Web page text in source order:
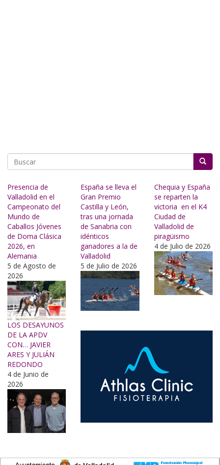
Presencia de
Valladolid en el
Campeonato del
Mundo de
Caballos Jóvenes
de Doma Clásica
2026, en
Alemania
5 de Agosto de
2026
España se lleva el
Gran Premio
Castilla y León,
tras una jornada
de Sanabria con
idénticos
ganadores a la de
Valladolid
5 de Julio de 2026
Chequia y España
se reparten la
victoria en el K4
Ciudad de
Valladolid de
piragüismo
4 de Julio de 2026
LOS DESAYUNOS
DE LA APDV
CON… JAVIER
ARES Y JULIÁN
REDONDO
4 de Junio de
2026